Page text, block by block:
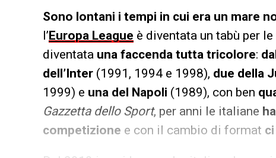
Sono lontani i tempi in cui era un mare
l’Europa League è diventata un tabù per
diventata una faccenda tutta tricolore:
dell’Inter (1991, 1994 e 1998), due della
1999) e una del Napoli (1989), con ben
Gazzetta dello Sport, per anni le italiane
competizione e con il cambio di format